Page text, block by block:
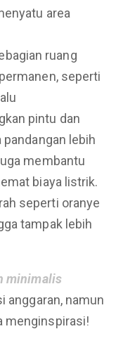
area
ruang
seperti
pintu dan
lebih
membantu
biaya listrik.
seperti oranye
tampak lebih
minimalis
namun
menginspirasi!